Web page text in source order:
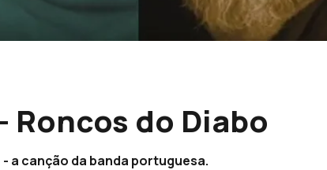
Roncos do Diabo
a canção da banda portuguesa.